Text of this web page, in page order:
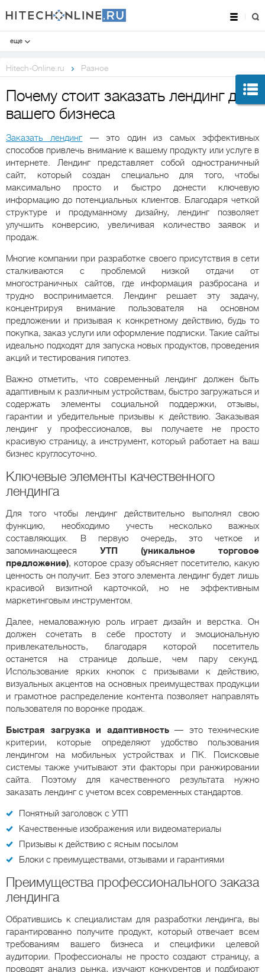
еще
Hitech-Online.ru Разное
Почему стоит заказать лендинг для
вашего бизнеса
Заказать лендинг — это один из самых эффективных
способов привлечь внимание к вашему продукту или услуге в
интернете. Лендинг представляет собой одностраничный
сайт, который создан специально для того, чтобы
максимально просто и быстро донести ключевую
информацию до потенциальных клиентов. Благодаря четкой
структуре и продуманному дизайну, лендинг позволяет
улучшить конверсию, увеличивая количество заявок и
продаж.
Многие компании при разработке своего присутствия в сети
сталкиваются с проблемой низкой отдачи от
многостраничных сайтов, где информация разбросана и
трудно воспринимается. Лендинг решает эту задачу,
концентрируя внимание пользователя на основном
предложении и призывая к конкретному действию, будь то
покупка, заказ услуги или оформление подписки. Такие сайты
идеально подходят для запуска новых продуктов, проведения
акций и тестирования гипотез.
Важно отметить, что современный лендинг должен быть
адаптивным к различным устройствам, быстро загружаться и
содержать элементы социальной поддержки, отзывы,
гарантии и убедительные призывы к действию. Заказывая
лендинг у профессионалов, вы получаете не просто
красивую страницу, а инструмент, который работает на ваш
бизнес круглосуточно.
Ключевые элементы качественного
лендинга
Для того чтобы лендинг действительно выполнял свою
функцию, необходимо учесть несколько важных
составляющих. В первую очередь, это четкое и
запоминающееся УТП (уникальное торговое
предложение), которое сразу объясняет посетителю, какую
ценность он получит. Без этого элемента лендинг будет лишь
красивой визитной карточкой, но не эффективным
маркетинговым инструментом.
Далее, немаловажную роль играет дизайн и верстка. Он
должен сочетать в себе простоту и эмоциональную
привлекательность, благодаря которой посетитель
останется на странице дольше, чем пару секунд.
Использование ярких кнопок с призывами к действию,
визуальных акцентов на основных преимуществах продукции
и грамотное распределение контента позволяет направлять
пользователя по воронке продаж.
Быстрая загрузка и адаптивность— это технические
критерии, которые определяют удобство пользования
лендингом на мобильных устройствах и ПК. Поисковые
системы также учитывают эти факторы при ранжировании
сайта. Поэтому для качественного результата нужно
заказать лендинг с учетом всех современных стандартов.
Понятный заголовок с УТП
Качественные изображения или видеоматериалы
Призывы к действию с ясным посылом
Блоки с преимуществами, отзывами и гарантиями
Преимущества профессионального заказа
лендинга
Обратившись к специалистам для разработки лендинга, вы
гарантированно получите продукт, который отвечает всем
требованиям вашего бизнеса и специфики целевой
аудитории. Профессионалы не просто создают страницу, а
проводят анализ рынка, изучают конкурентов и подбирают